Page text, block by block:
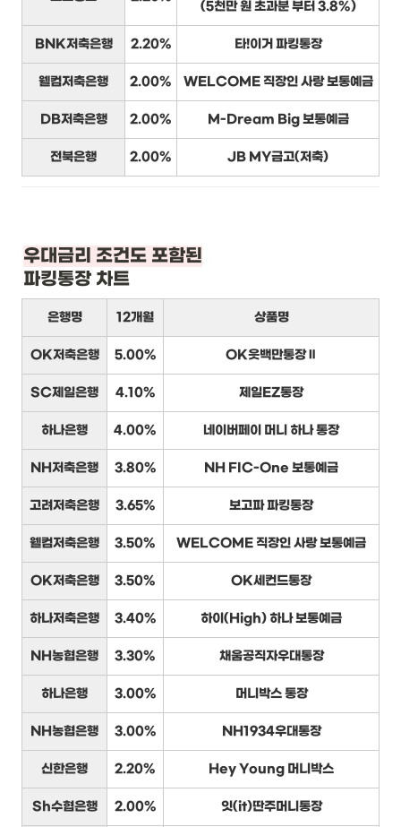
(5천만 원 초과분 부터 3.8%)
BNK저축은행 2.20% 타!이거 파킹통장
웰컴저축은행 2.00% WELCOME 직장인 사랑 보통예금
DB저축은행 2.00% M-Dream Big 보통예금
전북은행 2.00% JB MY금고(저축)
우대금리 조건도 포함된
파킹통장 차트
은행명 12개월 상품명
OK저축은행 5.00% OK읏백만통장Ⅱ
SC제일은행 4.10% 제일EZ통장
하나은행 4.00% 네이버페이 머니 하나 통장
NH저축은행 3.80% NH FIC-One 보통예금
고려저축은행 3.65% 보고파 파킹통장
웰컴저축은행 3.50% WELCOME 직장인 사랑 보통예금
OK저축은행 3.50% OK세컨드통장
하나저축은행 3.40% 하이(High) 하나 보통예금
NH농협은행 3.30% 채움공직자우대통장
하나은행 3.00% 머니박스 통장
NH농협은행 3.00% NH1934우대통장
신한은행 2.20% Hey Young 머니박스
Sh수협은행 2.00% 잇(it)딴주머니통장